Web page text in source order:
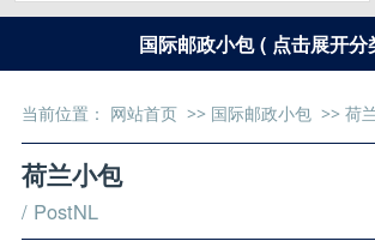
国际邮政小包 ( 点击展开分
当前位置： 网站首页>> 国际邮政小包>> 荷
荷兰小包
/ PostNL